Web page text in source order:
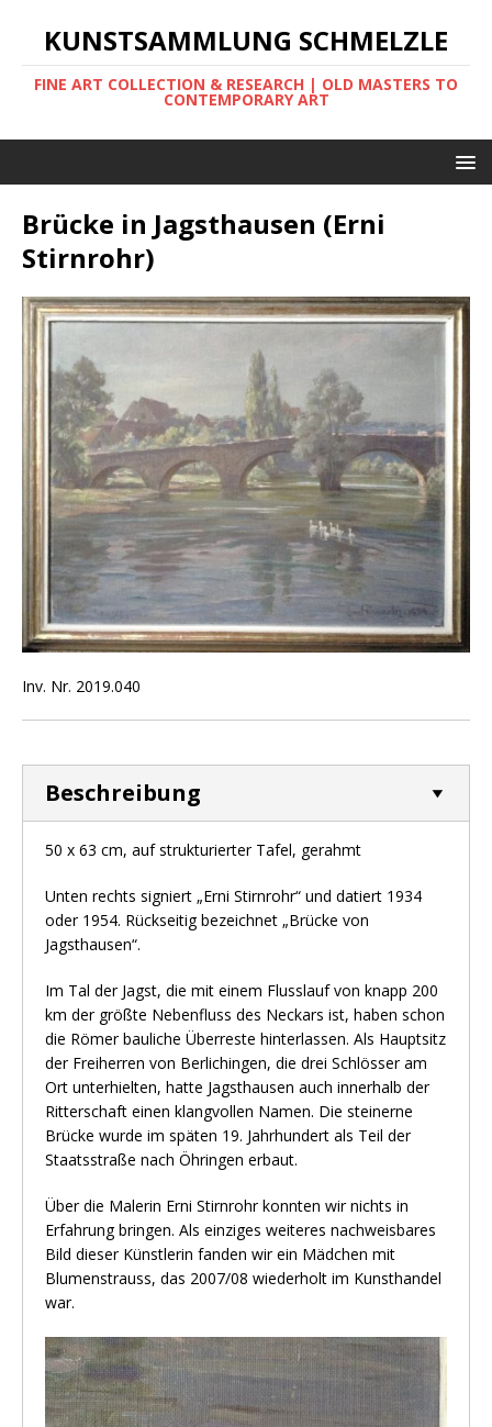
KUNSTSAMMLUNG SCHMELZLE
FINE ART COLLECTION & RESEARCH | OLD MASTERS TO
CONTEMPORARY ART
Brücke in Jagsthausen (Erni
Stirnrohr)
Inv. Nr. 2019.040
Beschreibung
50 x 63 cm, auf strukturierter Tafel, gerahmt
Unten rechts signiert „Erni Stirnrohr“ und datiert 1934
oder 1954. Rückseitig bezeichnet „Brücke von
Jagsthausen“.
Im Tal der Jagst, die mit einem Flusslauf von knapp 200
km der größte Nebenfluss des Neckars ist, haben schon
die Römer bauliche Überreste hinterlassen. Als Hauptsitz
der Freiherren von Berlichingen, die drei Schlösser am
Ort unterhielten, hatte Jagsthausen auch innerhalb der
Ritterschaft einen klangvollen Namen. Die steinerne
Brücke wurde im späten 19. Jahrhundert als Teil der
Staatsstraße nach Öhringen erbaut.
Über die Malerin Erni Stirnrohr konnten wir nichts in
Erfahrung bringen. Als einziges weiteres nachweisbares
Bild dieser Künstlerin fanden wir ein Mädchen mit
Blumenstrauss, das 2007/08 wiederholt im Kunsthandel
war.